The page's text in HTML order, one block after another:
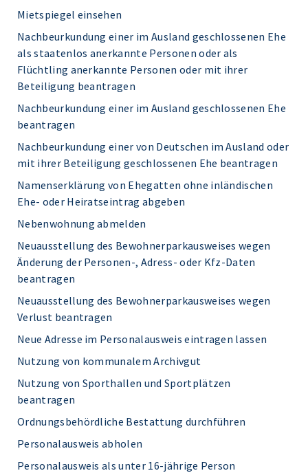
Mietspiegel einsehen
Nachbeurkundung einer im Ausland geschlossenen Ehe
als staatenlos anerkannte Personen oder als
Flüchtling anerkannte Personen oder mit ihrer
Beteiligung beantragen
Nachbeurkundung einer im Ausland geschlossenen Ehe
beantragen
Nachbeurkundung einer von Deutschen im Ausland oder
mit ihrer Beteiligung geschlossenen Ehe beantragen
Namenserklärung von Ehegatten ohne inländischen
Ehe- oder Heiratseintrag abgeben
Nebenwohnung abmelden
Neuausstellung des Bewohnerparkausweises wegen
Änderung der Personen-, Adress- oder Kfz-Daten
beantragen
Neuausstellung des Bewohnerparkausweises wegen
Verlust beantragen
Neue Adresse im Personalausweis eintragen lassen
Nutzung von kommunalem Archivgut
Nutzung von Sporthallen und Sportplätzen
beantragen
Ordnungsbehördliche Bestattung durchführen
Personalausweis abholen
Personalausweis als unter 16-jährige Person